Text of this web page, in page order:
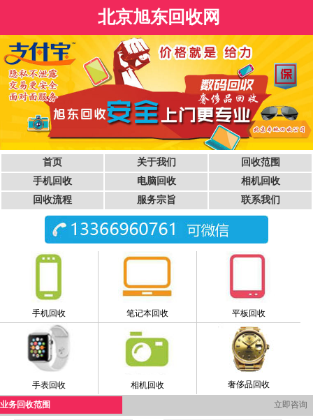
北京旭东回收网
首页 关于我们
回收范围
手机回收
电脑回收
相机回收
回收流程
服务宗旨 联系我们
手机回收 笔记本回收 平板回收
手表回收 相机回收 奢侈品回收
业务回收范围 立即咨询